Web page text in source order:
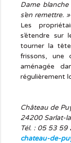
Dame
s’en remettre. »
Les
s’étendre
tourner la
frissons, une
aménagée
régulièrement
Château de
24200 Sarlat-
Tél. : 05 53 59
chateau-de-